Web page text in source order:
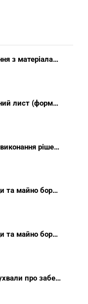
Заява про ознайомлення з матеріалами виконавчого провадження (зразок, шаблон 2025 року)
Опис вкладення у цінний лист (форма 107) + інструкція відправлення цінного листа з описом вкладення
Заява про примусове виконання рішення (зразок, шаблон 2025 року)
Декларація про доходи та майно боржника фізичної особи (бланк) + інструкція
Декларація про доходи та майно боржника юридичної особи (бланк) + інструкція
Заява про виконання ухвали про забезпечення позову (зразок, шаблон 2025 року)